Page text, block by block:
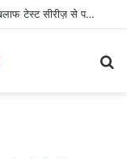
‘शर्मनाक ढांचा और दिशाहीन कप्तानी!’ श्रीलंका के खिलाफ टेस्ट सीरीज़ से पहले फिर खुली भारतीय टीम की पोल, क्या ऐसे बनेगा WTC चैंपियन?